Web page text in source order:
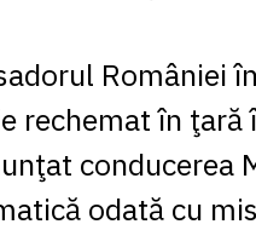
României
rechemat în ţară
conducerea
odată cu